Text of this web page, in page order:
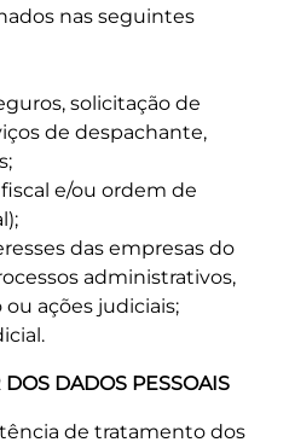
nas seguintes
solicitação de
de despachante,
e/ou ordem de
das empresas do
administrativos,
ações judiciais;
DADOS PESSOAIS
de tratamento dos